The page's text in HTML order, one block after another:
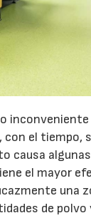
con el
causa
el mayor
una
de